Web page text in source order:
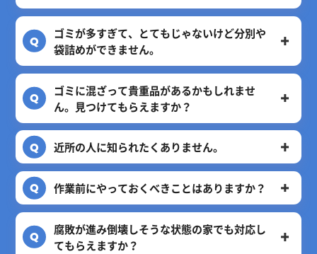
ゴミが多すぎて、とてもじゃないけど分別や
袋詰めができません。
ゴミに混ざって貴重品があるかもしれませ
ん。見つけてもらえますか？
近所の人に知られたくありません。
作業前にやっておくべきことはありますか？
腐敗が進み倒壊しそうな状態の家でも対応し
てもらえますか？